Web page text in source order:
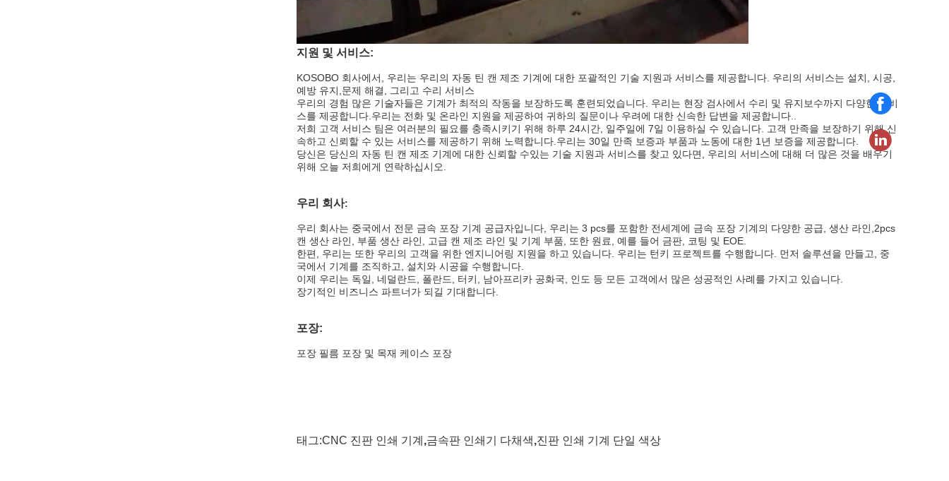
지원 및 서비스:
KOSOBO 회사에서, 우리는 우리의 자동 틴 캔 제조 기계에 대한 포괄적인 기술 지원과 서비스를 제공합니다. 우리의 서비스는 설치, 시공,
예방 유지,문제 해결, 그리고 수리 서비스
우리의 경험 많은 기술자들은 기계가 최적의 작동을 보장하도록 훈련되었습니다. 우리는 현장 검사에서 수리 및 유지보수까지 다양한 서비
스를 제공합니다.우리는 전화 및 온라인 지원을 제공하여 귀하의 질문이나 우려에 대한 신속한 답변을 제공합니다..
저희 고객 서비스 팀은 여러분의 필요를 충족시키기 위해 하루 24시간, 일주일에 7일 이용하실 수 있습니다. 고객 만족을 보장하기 위해 신
속하고 신뢰할 수 있는 서비스를 제공하기 위해 노력합니다.우리는 30일 만족 보증과 부품과 노동에 대한 1년 보증을 제공합니다.
당신은 당신의 자동 틴 캔 제조 기계에 대한 신뢰할 수있는 기술 지원과 서비스를 찾고 있다면, 우리의 서비스에 대해 더 많은 것을 배우기
위해 오늘 저희에게 연락하십시오.
우리 회사:
우리 회사는 중국에서 전문 금속 포장 기계 공급자입니다, 우리는 3 pcs를 포함한 전세계에 금속 포장 기계의 다양한 공급, 생산 라인,2pcs
캔 생산 라인, 부품 생산 라인, 고급 캔 제조 라인 및 기계 부품, 또한 원료, 예를 들어 금판, 코팅 및 EOE.
한편, 우리는 또한 우리의 고객을 위한 엔지니어링 지원을 하고 있습니다. 우리는 턴키 프로젝트를 수행합니다. 먼저 솔루션을 만들고, 중
국에서 기계를 조직하고, 설치와 시공을 수행합니다.
이제 우리는 독일, 네덜란드, 폴란드, 터키, 남아프리카 공화국, 인도 등 모든 고객에서 많은 성공적인 사례를 가지고 있습니다.
장기적인 비즈니스 파트너가 되길 기대합니다.
포장:
포장 필름 포장 및 목재 케이스 포장
태그:CNC 진판 인쇄 기계 ,금속판 인쇄기 다채색,진판 인쇄 기계 단일 색상